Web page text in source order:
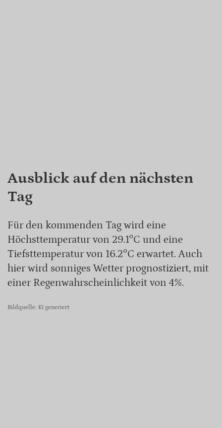
Ausblick auf den nächsten
Tag
Für den kommenden Tag wird eine
Höchsttemperatur von 29.1°C und eine
Tiefsttemperatur von 16.2°C erwartet. Auch
hier wird sonniges Wetter prognostiziert, mit
einer Regenwahrscheinlichkeit von 4%.
Bildquelle: KI generiert